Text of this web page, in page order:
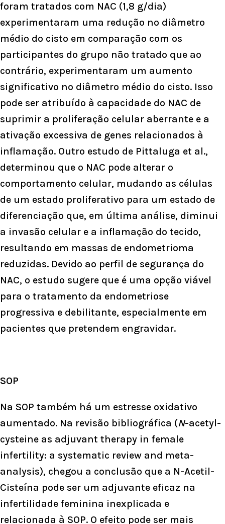
foram tratados com NAC (1,8 g/dia)
experimentaram uma redução no diâmetro
médio do cisto em comparação com os
participantes do grupo não tratado que ao
contrário, experimentaram um aumento
significativo no diâmetro médio do cisto. Isso
pode ser atribuído à capacidade do NAC de
suprimir a proliferação celular aberrante e a
ativação excessiva de genes relacionados à
inflamação. Outro estudo de Pittaluga et al.,
determinou que o NAC pode alterar o
comportamento celular, mudando as células
de um estado proliferativo para um estado de
diferenciação que, em última análise, diminui
a invasão celular e a inflamação do tecido,
resultando em massas de endometrioma
reduzidas. Devido ao perfil de segurança do
NAC, o estudo sugere que é uma opção viável
para o tratamento da endometriose
progressiva e debilitante, especialmente em
pacientes que pretendem engravidar.
SOP
Na SOP também há um estresse oxidativo
aumentado. Na revisão bibliográfica (N-acetyl-
cysteine as adjuvant therapy in female
infertility: a systematic review and meta-
analysis), chegou a conclusão que a N-Acetil-
Cisteína pode ser um adjuvante eficaz na
infertilidade feminina inexplicada e
relacionada à SOP. O efeito pode ser mais